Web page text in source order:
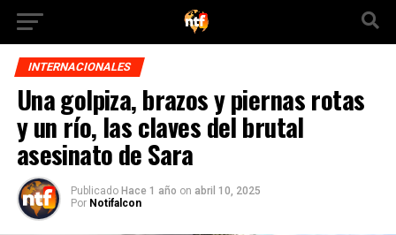
INTERNACIONALES
Una golpiza, brazos y piernas rotas
y un río, las claves del brutal
asesinato de Sara
Publicado Hace 1 año on abril 10, 2025
Por Notifalcon